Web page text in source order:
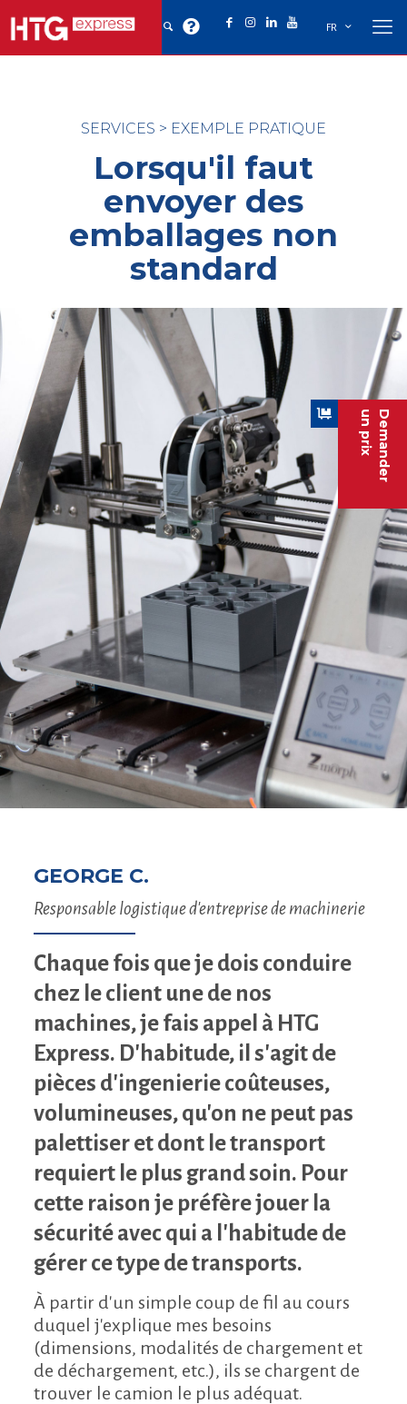
Demander
un prix
FR
SERVICES > EXEMPLE PRATIQUE
Lorsqu'il faut
envoyer des
emballages non
standard
GEORGE C.
Responsable logistique d'entreprise de machinerie
Chaque fois que je dois conduire
chez le client une de nos
machines, je fais appel à HTG
Express. D'habitude, il s'agit de
pièces d'ingenierie coûteuses,
volumineuses, qu'on ne peut pas
palettiser et dont le transport
requiert le plus grand soin. Pour
cette raison je préfère jouer la
sécurité avec qui a l'habitude de
gérer ce type de transports.
À partir d'un simple coup de fil au cours
duquel j'explique mes besoins
(dimensions, modalités de chargement et
de déchargement, etc.), ils se chargent de
trouver le camion le plus adéquat.